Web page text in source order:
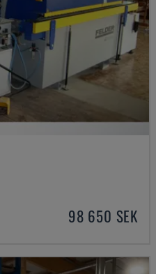
98 650 SEK